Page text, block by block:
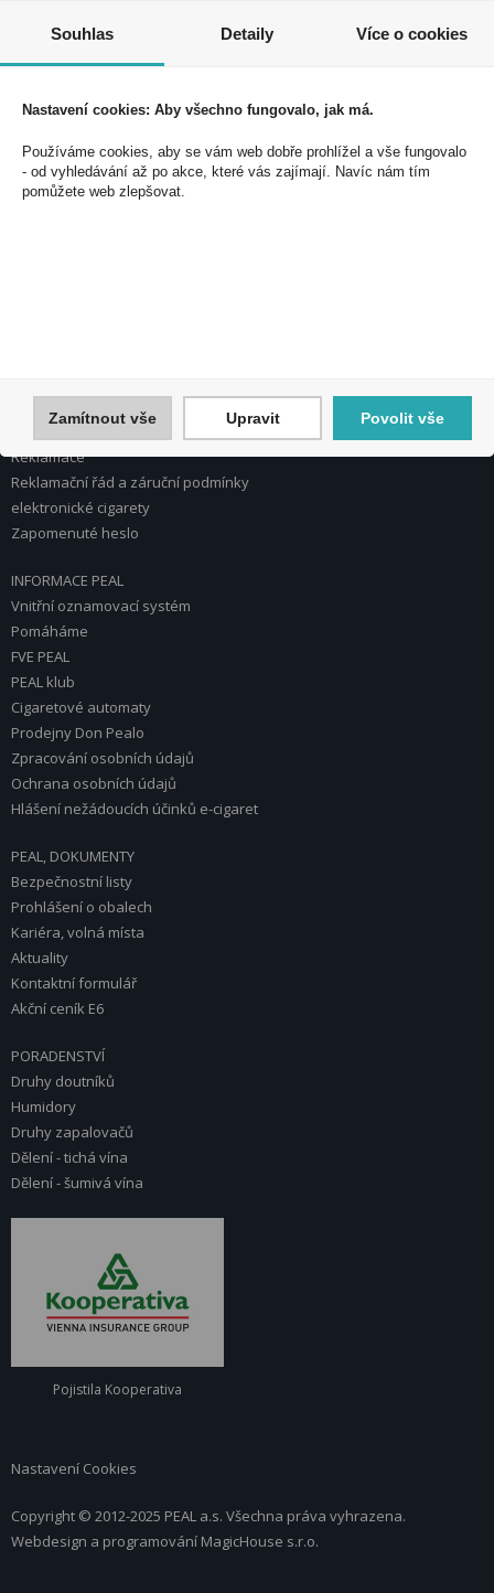
Souhlasím se zpracováním osobních údajů *
U Plynárny 412/101
101 00 Praha 10
Česká republika
Reklamace
Reklamační řád a záruční podmínky
elektronické cigarety
Zapomenuté heslo
INFORMACE PEAL
Vnitřní oznamovací systém
Pomáháme
FVE PEAL
PEAL klub
Cigaretové automaty
Prodejny Don Pealo
Zpracování osobních údajů
Ochrana osobních údajů
Hlášení nežádoucích účinků e-cigaret
PEAL, DOKUMENTY
Bezpečnostní listy
Prohlášení o obalech
Kariéra, volná místa
Aktuality
Kontaktní formulář
Akční ceník E6
PORADENSTVÍ
Druhy doutníků
Humidory
Druhy zapalovačů
Dělení - tichá vína
Dělení - šumivá vína
Pojistila Kooperativa
Nastavení Cookies
Copyright © 2012-2025 PEAL a.s. Všechna práva vyhrazena.
Webdesign a programování MagicHouse s.r.o.
Souhlas Detaily Více o cookies
Nastavení cookies: Aby všechno fungovalo, jak má.
Používáme cookies, aby se vám web dobře prohlížel a vše fungovalo
- od vyhledávání až po akce, které vás zajímají. Navíc nám tím
pomůžete web zlepšovat.
Zamítnout vše Upravit Povolit vše